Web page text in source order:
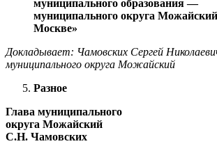
муниципального образования —
муниципального округа
Москве»
Докладывает: Чамовских Сергей
муниципального округа Можайский
Разное
Глава муниципального
округа Можайский
С.Н. Чамовских